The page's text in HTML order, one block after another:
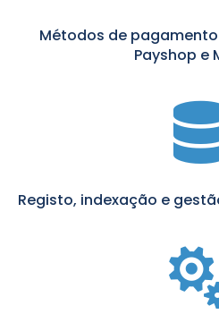
Métodos de
Payshop e
Registo, indexação e